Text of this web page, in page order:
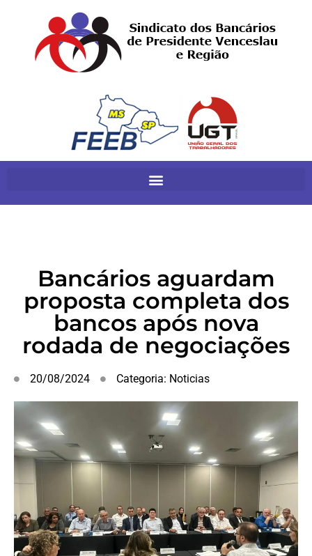
Bancários aguardam
proposta completa dos
bancos após nova
rodada de negociações
20/08/2024 Categoria: Noticias